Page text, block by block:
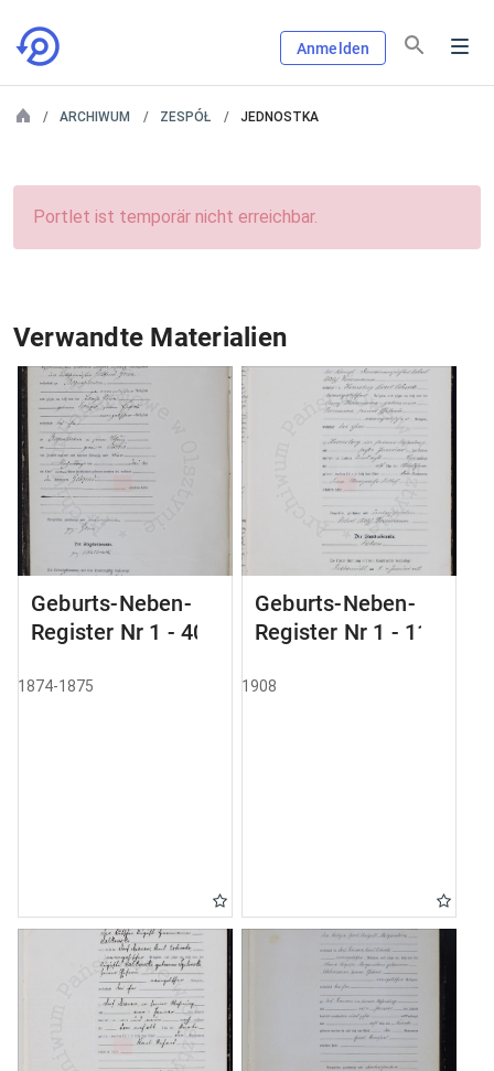
Anmelden
ARCHIWUM ZESPÓŁ JEDNOSTKA
Portlet ist temporär nicht erreichbar.
Verwandte Materialien
Geburts-Neben-
Register Nr 1 - 40
1874-1875
Geburts-Neben-
Register Nr 1 - 111
1908